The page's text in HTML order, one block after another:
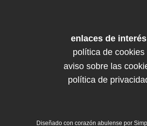
enlaces de interés
política de cookies
aviso sobre las
política de
Diseñado con corazón abulense por